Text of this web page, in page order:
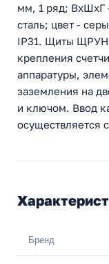
мм, 1 ряд; ВхШхГ
сталь; цвет -
IP31. Щиты ЩРУН
крепления
аппаратуры,
заземления на
и ключом. Ввод
осуществляется
Бренд